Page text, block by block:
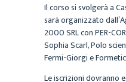
Il corso si svolgerà a
sarà organizzato
2000 SRL con PER-
Sophia Scarl, Polo
Fermi-Giorgi e
Le iscrizioni dovranno